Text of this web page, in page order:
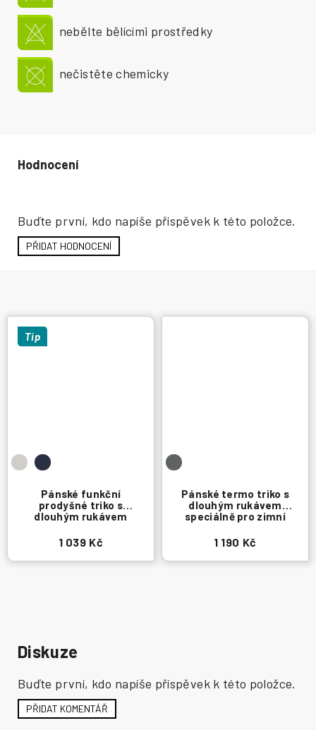
Tip
Pánské funkční
prodyšné triko s
dlouhým rukávem
1 039 Kč
Pánské termo triko s
dlouhým rukávem
speciálně pro zimní
1 190 Kč
Buďte první, kdo napíše příspěvek k této položce.
PŘIDAT HODNOCENÍ
Diskuze
Buďte první, kdo napíše příspěvek k této položce.
PŘIDAT KOMENTÁŘ
nebělte bělícími prostředky
nečistěte chemicky